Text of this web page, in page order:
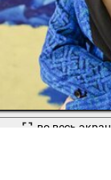
во весь экран